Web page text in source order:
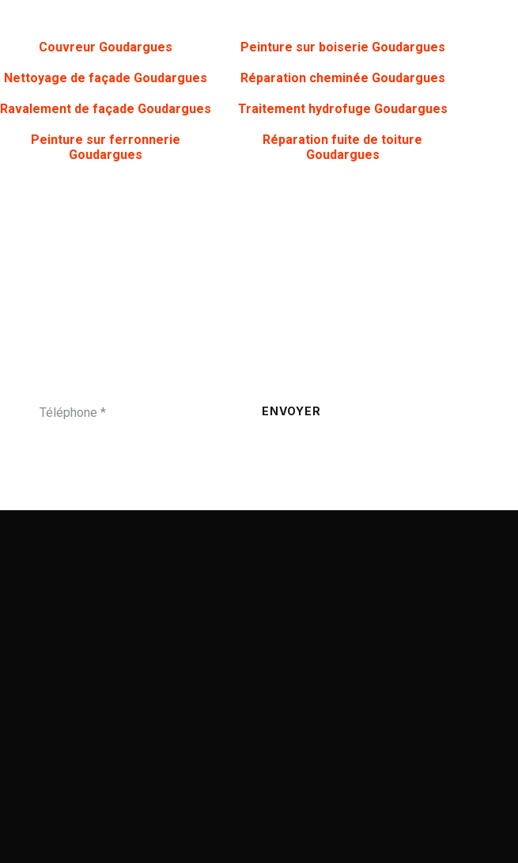
Couvreur Goudargues
Nettoyage de façade Goudargues
Ravalement de façade Goudargues
Peinture sur ferronnerie
Goudargues
Peinture sur boiserie Goudargues
Réparation cheminée Goudargues
Traitement hydrofuge Goudargues
Réparation fuite de toiture
Goudargues
ENVOYER